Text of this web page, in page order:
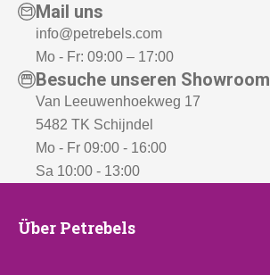
Mail uns
info@petrebels.com
Mo - Fr: 09:00 – 17:00
Besuche unseren Showroom
Van Leeuwenhoekweg 17
5482 TK Schijndel
Mo - Fr 09:00 - 16:00
Sa 10:00 - 13:00
Über
Über Petrebels